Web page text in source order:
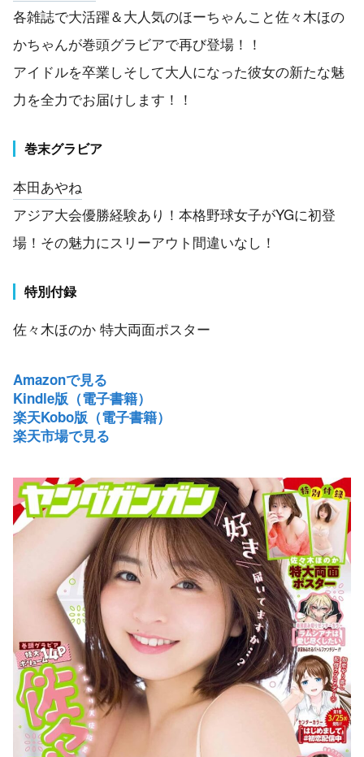
各雑誌で大活躍＆大人気のほーちゃんこと佐々木ほの
かちゃんが巻頭グラビアで再び登場！！
アイドルを卒業しそして大人になった彼女の新たな魅
力を全力でお届けします！！
巻末グラビア
本田あやね
アジア大会優勝経験あり！本格野球女子がYGに初登
場！その魅力にスリーアウト間違いなし！
特別付録
佐々木ほのか 特大両面ポスター
Amazonで見る
Kindle版（電子書籍）
楽天Kobo版（電子書籍）
楽天市場で見る